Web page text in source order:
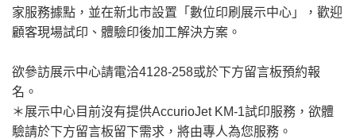
家服務據點，並在新北市設置「數位印刷展示中心」，歡迎
顧客現場試印、體驗印後加工解決方案。
欲參訪展示中心請電洽4128-258或於下方留言板預約報
名。
＊展示中心目前沒有提供AccurioJet KM-1試印服務，欲體
驗請於下方留言板留下需求，將由專人為您服務。